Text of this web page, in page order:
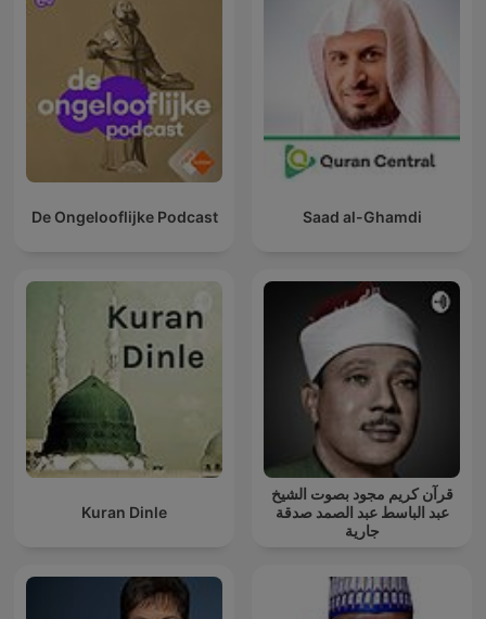
De Ongelooflijke Podcast Saad al-Ghamdi
Kuran Dinle
قرآن كريم مجود بصوت الشيخ
عبد الباسط عبد الصمد صدقة
جارية